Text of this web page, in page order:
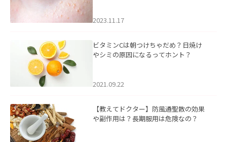
2023.11.17
ビタミンCは朝つけちゃだめ？日焼け
やシミの原因になるってホント？
2021.09.22
【教えてドクター】防風通聖散の効果
や副作用は？長期服用は危険なの？